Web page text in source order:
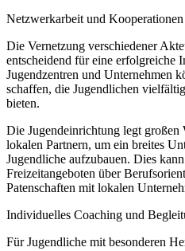
Netzwerkarbeit und Kooperationen
Die Vernetzung verschiedener
entscheidend für eine erfolgreiche
Jugendzentren und Unternehmen
schaffen, die Jugendlichen
bieten.
Die Jugendeinrichtung legt großen
lokalen Partnern, um ein breites
Jugendliche aufzubauen. Dies
Freizeitangeboten über
Patenschaften mit lokalen
Individuelles Coaching und
Für Jugendliche mit besonderen